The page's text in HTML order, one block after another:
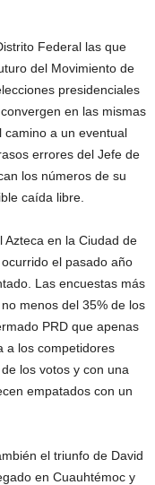
Federal las que
del Movimiento de
presidenciales
en las mismas
camino a un eventual
errores del Jefe de
los números de su
caída libre.
Azteca en la Ciudad de
el pasado año
Las encuestas más
menos del 35% de los
PRD que apenas
a los competidores
los votos y con una
empatados con un
el triunfo de David
en Cuauhtémoc y